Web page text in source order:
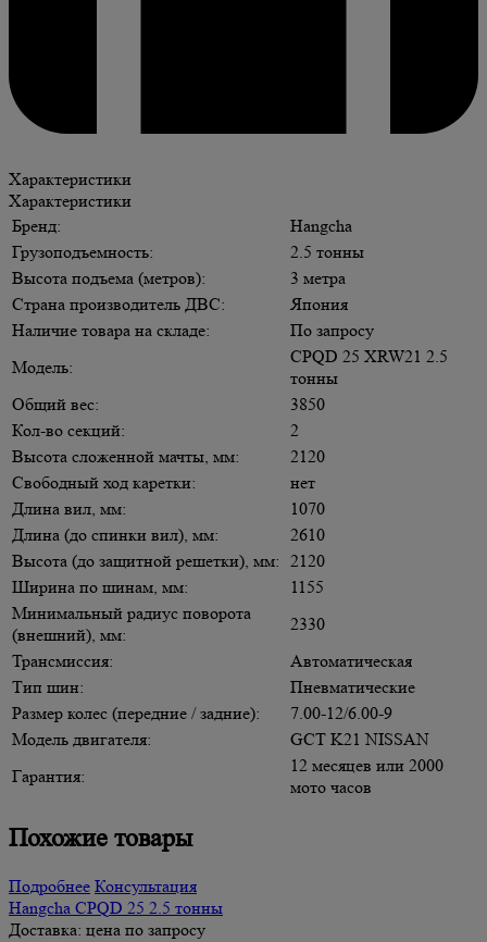
Характеристики
Характеристики
Бренд:
Hangcha
Грузоподъемность:
2.5 тонны
Высота подъема (метров):
3 метра
Страна производитель ДВС:
Япония
Наличие товара на складе:
По запросу
Модель:
CPQD 25 XRW21 2.5
тонны
Общий вес:
3850
Кол-во секций:
2
Высота сложенной мачты, мм:
2120
Свободный ход каретки:
нет
Длина вил, мм:
1070
Длина (до спинки вил), мм:
2610
Высота (до защитной решетки), мм: 2120
Ширина по шинам, мм:
1155
Минимальный радиус поворота
(внешний), мм:
2330
Трансмиссия:
Автоматическая
Тип шин:
Пневматические
Размер колес (передние / задние):
7.00-12/6.00-9
Модель двигателя:
GCT K21 NISSAN
Гарантия:
12 месяцев или 2000
мото часов
Похожие товары
Подробнее Консультация
Hangcha CPQD 25 2.5 тонны
Доставка: цена по запросу